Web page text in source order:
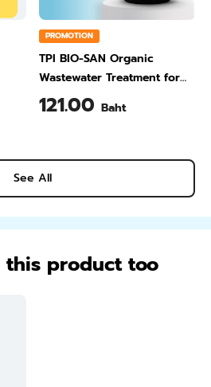
PROMOTION
TPI BIO-SAN Organic
Wastewater Treatment for
Animal Farming 1 Liter
121.00 Baht
See All
this product too